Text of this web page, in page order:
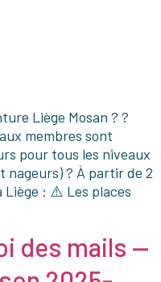
Liège Mosan ? ?
membres sont
pour tous les niveaux
nageurs) ? À partir de 2
Liège : ⚠️ Les places
des mails —